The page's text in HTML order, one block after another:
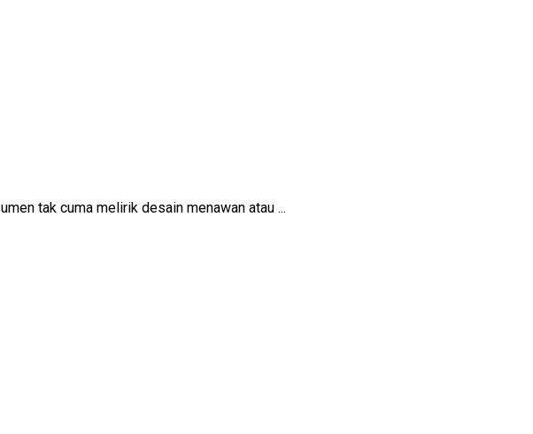
tak cuma melirik desain menawan atau ...